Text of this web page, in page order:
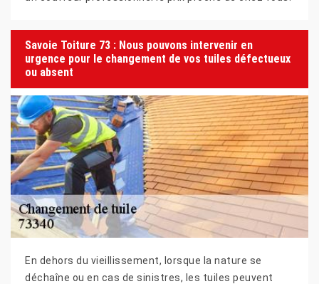
Savoie Toiture 73 : Nous pouvons intervenir en
urgence pour le changement de vos tuiles défectueux
ou absent
En dehors du vieillissement, lorsque la nature se
déchaîne ou en cas de sinistres, les tuiles peuvent